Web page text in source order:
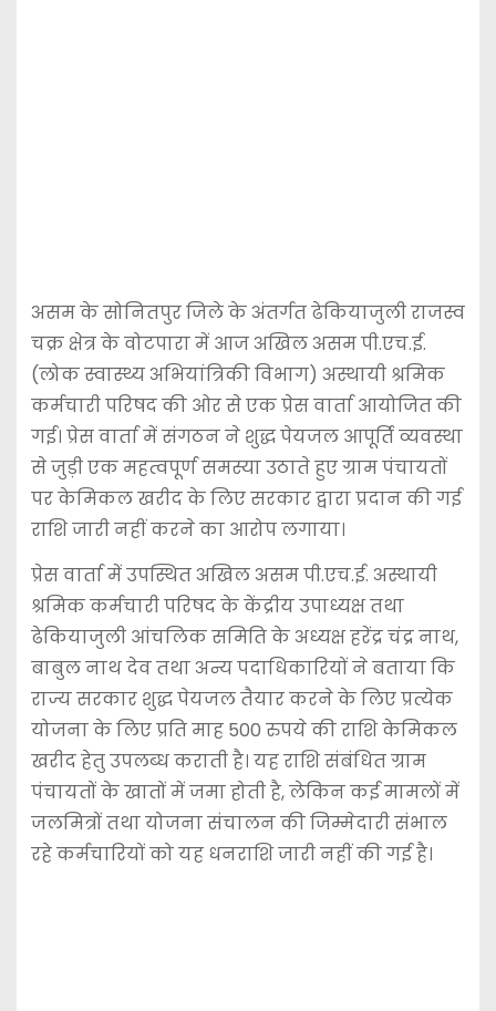
असम के सोनितपुर जिले के अंतर्गत ढेकियाजुली राजस्व
चक्र क्षेत्र के वोटपारा में आज अखिल असम पी.एच.ई.
(लोक स्वास्थ्य अभियांत्रिकी विभाग) अस्थायी श्रमिक
कर्मचारी परिषद की ओर से एक प्रेस वार्ता आयोजित की
गई। प्रेस वार्ता में संगठन ने शुद्ध पेयजल आपूर्ति व्यवस्था
से जुड़ी एक महत्वपूर्ण समस्या उठाते हुए ग्राम पंचायतों
पर केमिकल खरीद के लिए सरकार द्वारा प्रदान की गई
राशि जारी नहीं करने का आरोप लगाया।
प्रेस वार्ता में उपस्थित अखिल असम पी.एच.ई. अस्थायी
श्रमिक कर्मचारी परिषद के केंद्रीय उपाध्यक्ष तथा
ढेकियाजुली आंचलिक समिति के अध्यक्ष हरेंद्र चंद्र नाथ,
बाबुल नाथ देव तथा अन्य पदाधिकारियों ने बताया कि
राज्य सरकार शुद्ध पेयजल तैयार करने के लिए प्रत्येक
योजना के लिए प्रति माह 500 रुपये की राशि केमिकल
खरीद हेतु उपलब्ध कराती है। यह राशि संबंधित ग्राम
पंचायतों के खातों में जमा होती है, लेकिन कई मामलों में
जलमित्रों तथा योजना संचालन की जिम्मेदारी संभाल
रहे कर्मचारियों को यह धनराशि जारी नहीं की गई है।